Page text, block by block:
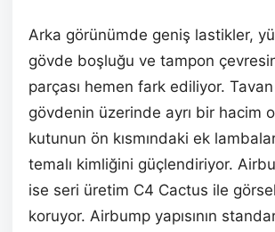
Arka görünümde geniş lastikler,
gövde boşluğu ve tampon
parçası hemen fark ediliyor.
gövdenin üzerinde ayrı bir hacim
kutunun ön kısmındaki ek
temalı kimliğini güçlendiriyor.
ise seri üretim C4 Cactus ile
koruyor. Airbump yapısının